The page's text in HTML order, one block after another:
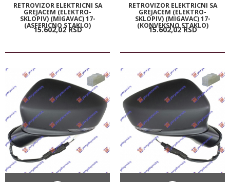
RETROVIZOR ELEKTRICNI SA
GREJACEM (ELEKTRO-
SKLOPIV) (MIGAVAC) 17-
(ASFERICNO STAKLO)
15.602,02 RSD
RETROVIZOR ELEKTRICNI SA
GREJACEM (ELEKTRO-
SKLOPIV) (MIGAVAC) 17-
(KONVEKSNO STAKLO)
15.602,02 RSD